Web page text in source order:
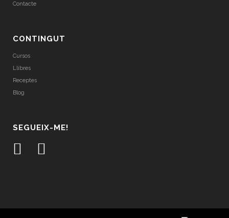
Contacte
CONTINGUT
Cursos
Llibres
Receptes
Blog
SEGUEIX-ME!